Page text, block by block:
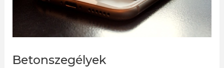
Betonszegélyek